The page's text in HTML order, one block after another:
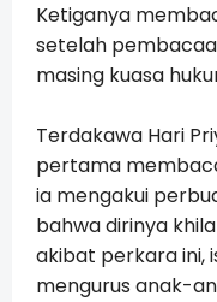
Ketiganya
setelah
masing kuasa
Terdakawa Hari
pertama
ia mengakui
bahwa dirinya
akibat perkara ini,
mengurus anak-